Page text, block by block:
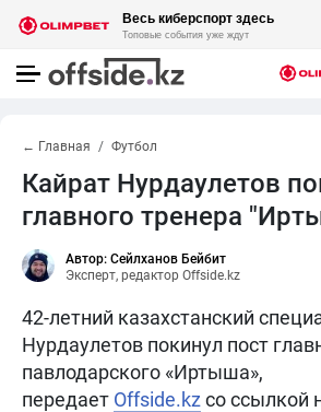
← Главная Футбол
Кайрат Нурдаулетов
главного тренера
Автор: Сейлханов Бейбит
Эксперт, редактор Offside.kz
42-летний казахстанский
Нурдаулетов покинул пост
павлодарского «Иртыша»,
передает Offside.kz со ссылкой